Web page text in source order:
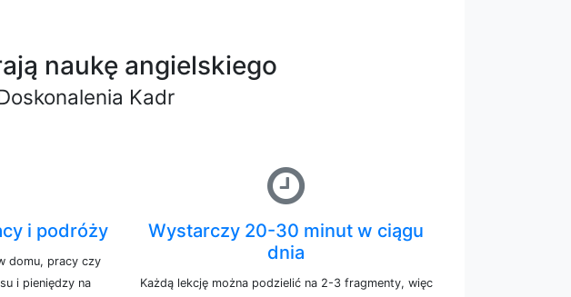
naukę angielskiego
Kadr
i podróży
domu, pracy czy
i pieniędzy na
Wystarczy 20-30 minut w ciągu
dnia
Każdą lekcję można podzielić na 2-3 fragmenty, więc